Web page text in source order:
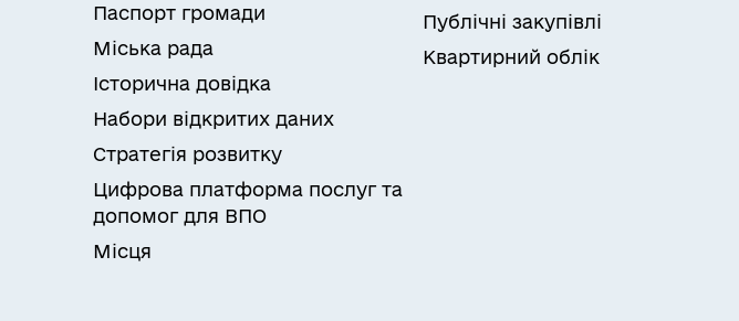
Паспорт громади
Міська рада
Історична довідка
Набори відкритих даних
Стратегія розвитку
Цифрова платформа послуг та
допомог для ВПО
Місця
Публічні закупівлі
Квартирний облік